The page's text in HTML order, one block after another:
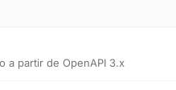
a partir de OpenAPI 3.x